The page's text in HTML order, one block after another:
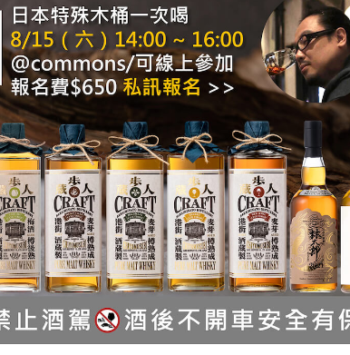
將調酒桶陳也會有不同的作用產生，而主要有三
桶中獲得風味。像是香草、奶油、焦糖、香蕉、椰
質所提供。當然如果是雪莉桶、波本桶或其他二
將乙醇轉化為乙醛，會產生像是堅果、青草系的味
過程中也會經過氧化。另外乙醛也還會氧化成乙
這是因為橡木中具有半纖維素，這種物質會與酒裡